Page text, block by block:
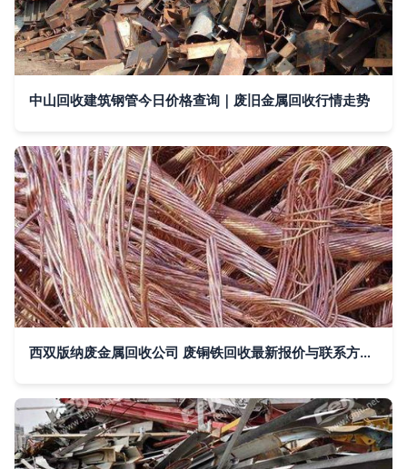
中山回收建筑钢管今日价格查询｜废旧金属回收行情走势
西双版纳废金属回收公司 废铜铁回收最新报价与联系方式揭秘（13125171605）